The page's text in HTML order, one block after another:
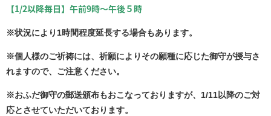
【1/2以降毎日】午前9時～午後５時
※状況により1時間程度延長する場合もあります。
※個人様のご祈祷には、祈願によりその願種に応じた御守が授与さ
れますので、ご注意ください。
※おふだ御守の郵送頒布もおこなっておりますが、1/11以降のご対
応とさせていただいております。